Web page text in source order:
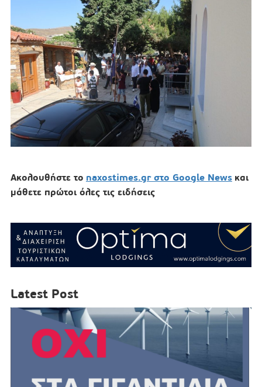
Ακολουθήστε το naxostimes.gr στο Google News και
μάθετε πρώτοι όλες τις ειδήσεις
Latest Post